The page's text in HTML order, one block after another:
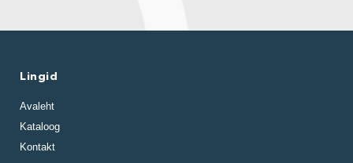
Lingid
Avaleht
Kataloog
Kontakt